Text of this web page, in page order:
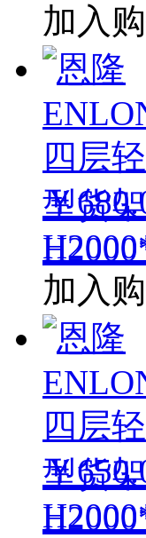
加入
￥
加入
￥